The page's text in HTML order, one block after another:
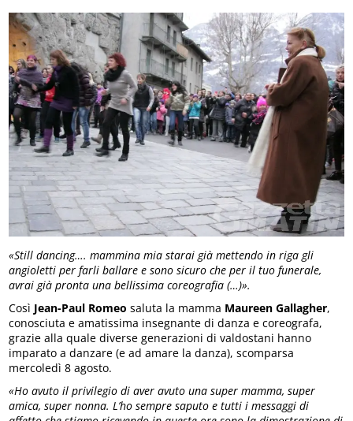
«Still dancing…. mammina mia starai già mettendo in riga gli
angioletti per farli ballare e sono sicuro che per il tuo funerale,
avrai già pronta una bellissima coreografia (…)».
Così Jean-Paul Romeo saluta la mamma Maureen Gallagher,
conosciuta e amatissima insegnante di danza e coreografa,
grazie alla quale diverse generazioni di valdostani hanno
imparato a danzare (e ad amare la danza), scomparsa
mercoledì 8 agosto.
«Ho avuto il privilegio di aver avuto una super mamma, super
amica, super nonna. L’ho sempre saputo e tutti i messaggi di